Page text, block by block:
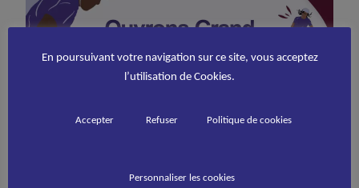
En poursuivant votre navigation sur ce site, vous acceptez
l’utilisation de Cookies.
Accepter Refuser Politique de cookies
Personnaliser les cookies